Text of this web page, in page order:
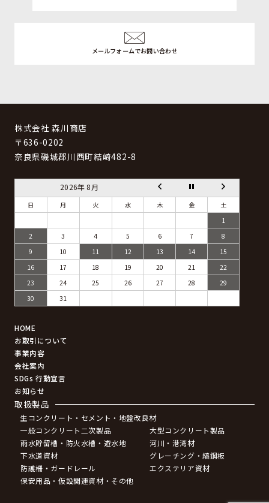
メールフォームでお問い合わせ
株式会社 森川商店
〒636-0202
奈良県磯城郡川西町結崎482-8
2026年 8月
日 月 火 水 木 金
土
1
2
3 4 5 6 7
8
9
10 11 12 13 14
15
16
17 18 19 20 21
22
23
24 25 26 27 28
29
30
31
HOME
お取引について
事業内容
会社案内
SDGs 行動宣言
お知らせ
取扱製品
生コンクリート・セメント・地盤改良材
一般コンクリート二次製品
大型コンクリート製品
雨水貯留槽・防火水槽・遊水地
河川・港湾材
下水道資材
グレーチング・縞鋼板
防護柵・ガードレール
エクステリア資材
保安用品・仮設関連資材・その他